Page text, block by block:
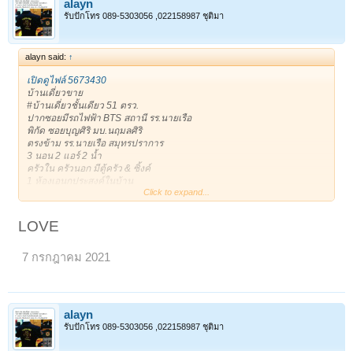
ขาย : 3,400,000 บาท
ติดต่อ : 0818665944 (alayan)
alayn
รับปักโทร 089-5303056 ,022158987 ชุติมา
alayn said: ↑
เปิดดูไฟล์ 5673430
บ้านเดี่ยวขาย
#บ้านเดี่ยวชั้นเดียว 51 ตรว.
ปากซอยมีรถไฟฟ้า BTS สถานี รร.นายเรือ
พิกัด ซอยบุญศิริ มบ.นฤมลศิริ
ตรงข้าม รร.นายเรือ สมุทรปราการ
3 นอน 2 แอร์ 2 น้ำ
ครัวใน ครัวนอก มีตู้ครัว & ซิ้งค์
1 ห้องเอนกประสงค์ในบ้าน
1 ห้องเอนกประสงค์ข้างบ้าน เก็บของ หรือเป็นบ้านสัตว์เลี้ยงได้
1 จอดในบ้าน/ 3 จอดหน้าบ้าน
ถนนหน้าบ้านกว้าง หน้าบ้านไม่ชนประตูบ้านใคร
* 081-8665944 Addy *
ขอบคุณครับ **
https://timeline.line.me/post/1161408134210039717
ขาย : 3,400,000 บาท
ติดต่อ : 0818665944 (alayan)
Click to expand...
LOVE
7 กรกฎาคม 2021
alayn
รับปักโทร 089-5303056 ,022158987 ชุติมา